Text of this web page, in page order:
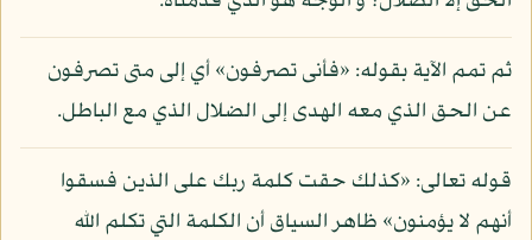
ثم تمم الآية بقوله: «فأنى تصرفون» أي إلى متى تصرفون
عن الحق الذي معه الهدى إلى الضلال الذي مع الباطل.
قوله تعالى: «كذلك حقت كلمة ربك على الذين فسقوا
أنهم لا يؤمنون» ظاهر السياق أن الكلمة التي تكلم الله